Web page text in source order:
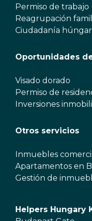
Permiso de trabajo
Reagrupación
Ciudadanía
Oportunidades
Visado dorado
Permiso de
Inversiones
Otros servicios
Inmuebles
Apartamentos en
Gestión de
Helpers Hungary